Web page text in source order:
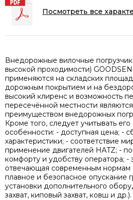
Посмотреть все
Внедорожные вилочные
высокой проходимости)
применяются на складских
дорожным покрытием и на
высокий клиренс и возможность
пересечённой местности
преимуществом внедорожных
Кроме того, следует учитывать
особенности: - доступная цена; -
характеристики; - соответствие
применение двигателей HATZ; -
комфорту и удобству оператора;
отвечающая современным нормам
плавное и безопасное опускание
установки дополнительного
захват, киповый захват, ковш и др.).